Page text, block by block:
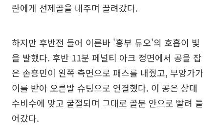
란에게 선제골을 내주며 끌려갔다.
하지만 후반전 들어 이른바 '흥부 듀오'의 호흡이 빛
을 발했다. 후반 11분 페널티 아크 정면에서 공을 잡
은 손흥민이 왼쪽 측면으로 패스를 내줬고, 부앙가가
이를 받아 오른발 슈팅으로 연결했다. 이 공은 상대
수비수에 맞고 굴절되며 그대로 골문 안으로 빨려 들
어갔다.